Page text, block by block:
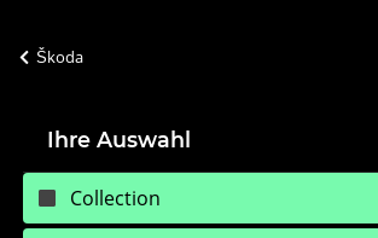
Škoda
Ihre Auswahl
Collection